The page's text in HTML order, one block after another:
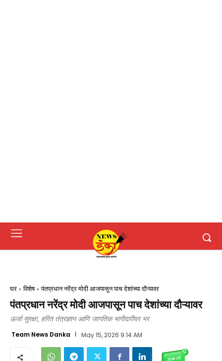
घर विशेष पंतप्रधान नरेंद्र मोदी आजपासून पाच देशांच्या दौऱ्यावर
पंतप्रधान नरेंद्र मोदी आजपासून पाच देशांच्या दौऱ्यावर
ऊर्जा सुरक्षा, हरित तंत्रज्ञान आणि जागतिक भागीदारीवर भर
Team News Danka May 15, 2026 9:14 AM